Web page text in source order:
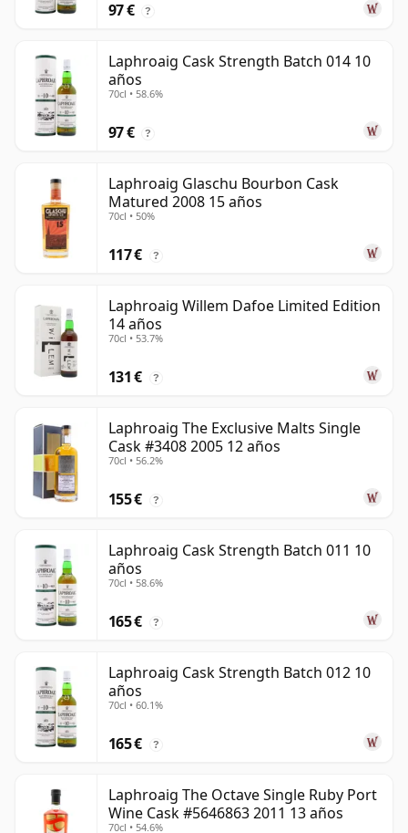
97 € ?
Laphroaig Cask Strength Batch 014 10
años
70cl • 58.6%
97 € ?
Laphroaig Glaschu Bourbon Cask
Matured 2008 15 años
70cl • 50%
117 € ?
Laphroaig Willem Dafoe Limited Edition
14 años
70cl • 53.7%
131 € ?
Laphroaig The Exclusive Malts Single
Cask #3408 2005 12 años
70cl • 56.2%
155 € ?
Laphroaig Cask Strength Batch 011 10
años
70cl • 58.6%
165 € ?
Laphroaig Cask Strength Batch 012 10
años
70cl • 60.1%
165 € ?
Laphroaig The Octave Single Ruby Port
Wine Cask #5646863 2011 13 años
70cl • 54.6%